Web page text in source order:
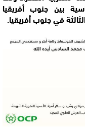
بين جنوب أفريقيا
في جنوب أفريقيا.